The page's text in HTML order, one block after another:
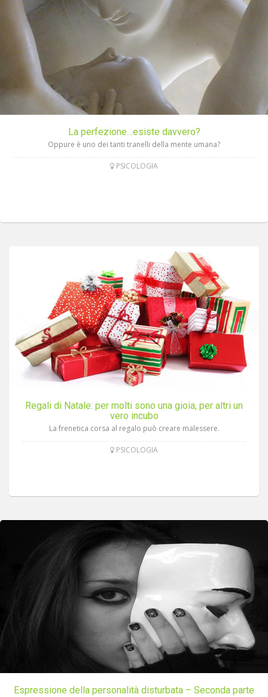
La perfezione…esiste davvero?
Oppure è uno dei tanti tranelli della mente umana?
PSICOLOGIA
Regali di Natale: per molti sono una gioia, per altri un
vero incubo
La frenetica corsa al regalo può creare malessere.
PSICOLOGIA
Espressione della personalità disturbata – Seconda parte